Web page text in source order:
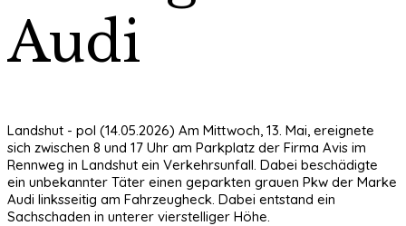
Audi
Landshut - pol (14.05.2026) Am Mittwoch, 13. Mai, ereignete
sich zwischen 8 und 17 Uhr am Parkplatz der Firma Avis im
Rennweg in Landshut ein Verkehrsunfall. Dabei beschädigte
ein unbekannter Täter einen geparkten grauen Pkw der Marke
Audi linksseitig am Fahrzeugheck. Dabei entstand ein
Sachschaden in unterer vierstelliger Höhe.